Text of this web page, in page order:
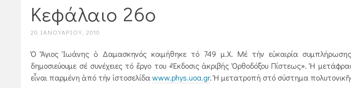
Κεφάλαιο 26ο
20 ΙΑΝΟΥΑΡΊΟΥ, 2010
Ὁ Ἅγιος Ἰωάνης ὁ Δαμασκηνός κοιμήθηκε τό 749 μ.Χ. Μέ τήν εὐκαιρία
δημοσιεύουμε σέ συνέχειες τό ἔργο του «Ἔκδοσις ἀκριβής Ὀρθοδόξου Πίστεως». Ἡ
εἶναι παρμένη ἀπό τήν ἰστοσελίδαwww.phys.uoa.gr. Ἡ μετατροπή στό σύστημα